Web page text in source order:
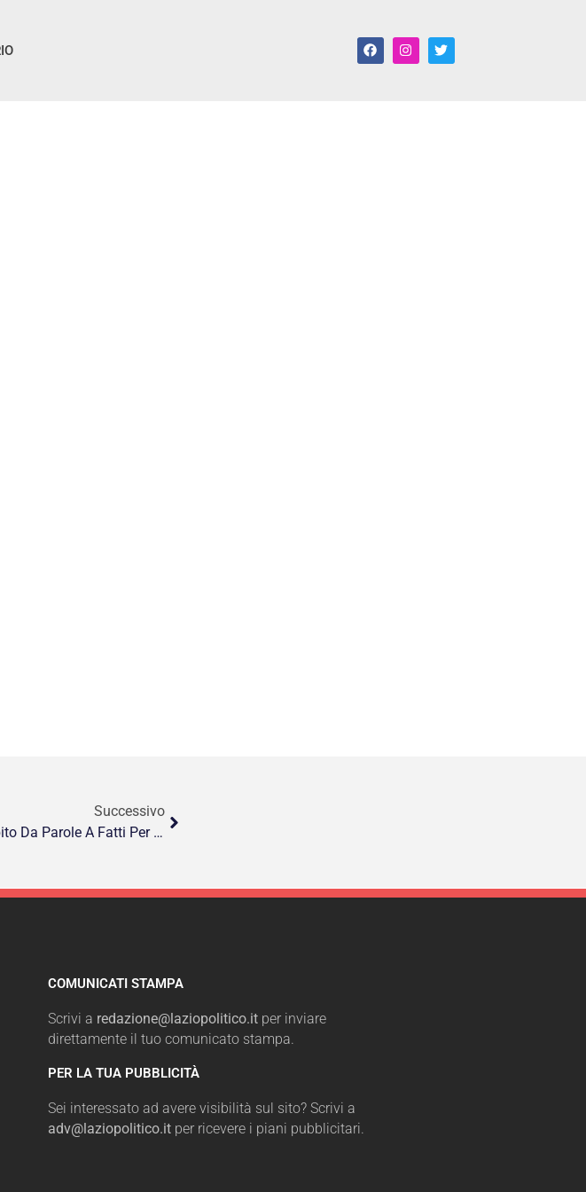
Successivo
Agrifish, Confeuro: “Ue Passi Subito Da Parole A Fatti Per Tutela Agricoltori”
COMUNICATI STAMPA
Scrivi a redazione@laziopolitico.itper inviare
direttamente il tuo comunicato stampa.
PER LA TUA PUBBLICITÀ
Sei interessato ad avere visibilità sul sito? Scrivi a
adv@laziopolitico.it per ricevere i piani pubblicitari.